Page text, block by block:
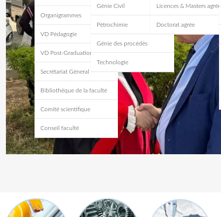
Organigrammes
VD Pédagogie
VD Post-Graduation
Secrétariat Géneral
Bibliothéque de la faculté
Comité scientifique
Conseil faculté
Génie Civil
Pétrochimie
Génie des procédés
Technologie
Licences & Masters
Doctorat agrée